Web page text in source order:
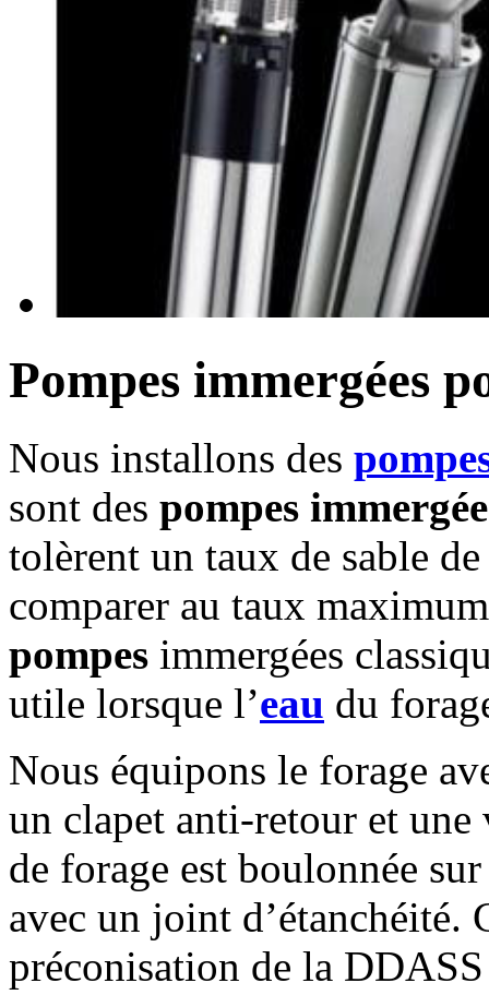
Pompes immergées
Nous installons des
sont des pompes
tolèrent un taux de sable
comparer au taux
pompes immergées
utile lorsque l’eau du
Nous équipons le forage
un clapet anti-retour et une
de forage est boulonnée
avec un joint d’étanchéité.
préconisation de la